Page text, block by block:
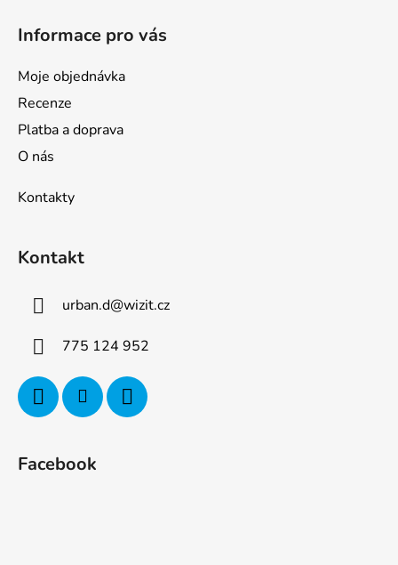
Informace pro vás
Moje objednávka
Recenze
Platba a doprava
O nás
Kontakty
Kontakt
urban.d@wizit.cz
775 124 952
Facebook